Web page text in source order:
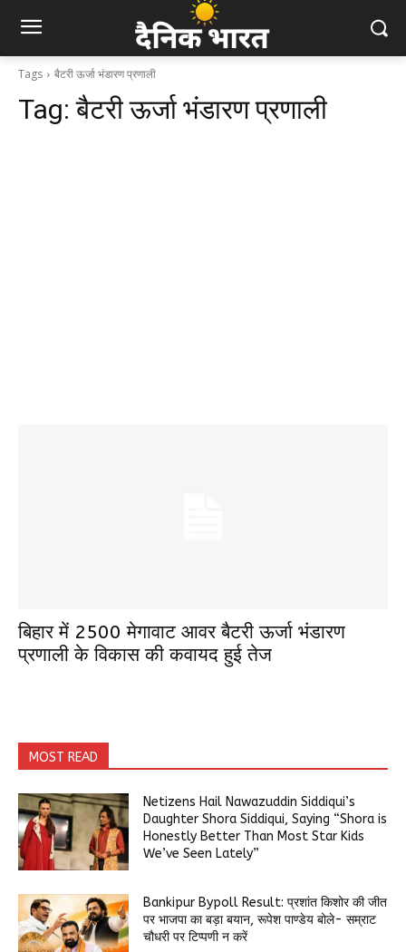
Tags बैटरी ऊर्जा भंडारण प्रणाली
Tag:बैटरी ऊर्जा भंडारण प्रणाली
बिहार में 2500 मेगावाट आवर बैटरी ऊर्जा भंडारण
प्रणाली के विकास की कवायद हुई तेज
MOST READ
Netizens Hail Nawazuddin Siddiqui’s
Daughter Shora Siddiqui, Saying “Shora is
Honestly Better Than Most Star Kids
We’ve Seen Lately”
Bankipur Bypoll Result: प्रशांत किशोर की जीत
पर भाजपा का बड़ा बयान, रूपेश पाण्डेय बोले- सम्राट
चौधरी पर टिप्पणी न करें